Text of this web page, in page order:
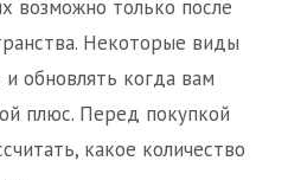
возможно только после
Некоторые виды
обновлять когда вам
плюс. Перед покупкой
какое количество